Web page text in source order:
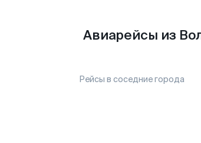
Авиарейсы из
Рейсы в соседние города